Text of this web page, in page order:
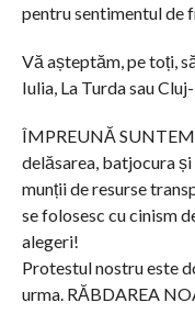
pentru sentimentul de
Vă așteptăm, pe toți,
Iulia, La Turda sau
ÎMPREUNĂ
delăsarea, batjocura
munții de resurse
se folosesc cu cinism
alegeri!
Protestul nostru este
urma. RĂBDAREA